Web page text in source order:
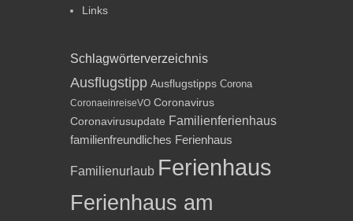
Links
Schlagwörterverzeichnis
Ausflugstipp Ausflugstipps Corona
CoronaeinreiseVO Coronavirus
Coronavirusupdate Familienferienhaus
familienfreundliches Ferienhaus
Familienurlaub Ferienhaus
Ferienhaus am